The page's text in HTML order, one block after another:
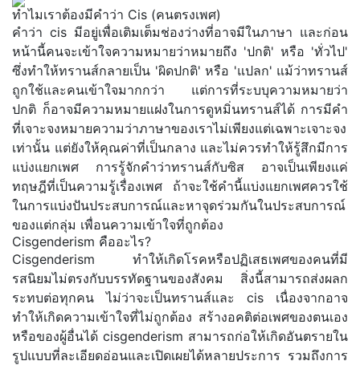
ทำไมเราต้องมีคำว่า Cis (คนตรงเพศ)
คำว่า cis มีอยู่เพื่อเติมเต็มช่องว่างที่อาจมีในภาษา และก่อน
หน้านี้คนจะเข้าใจความหมายว่าหมายถึง 'ปกติ' หรือ 'ทั่วไป'
ซึ่งทำให้ทรานส์กลายเป็น 'ผิดปกติ' หรือ 'แปลก' แม้ว่าทรานส์
ถูกใช้และคนเข้าใจมากกว่า แต่การที่ระบบุความหมายว่า
ปกติ ก็อาจมีความหมายแฝงในการดูหมิ่นทรานส์ได้ การมีคำ
ที่เจาะจงหมายความว่าภาษาของเราไม่เพียงแต่เฉพาะเจาะจง
เท่านั้น แต่ยังให้คุณค่าที่เป็นกลาง และไม่ควรทำให้รู้สึกมีการ
แบ่งแยกเพศ การรู้จักคำว่าทรานส์กับซิส อาจเป็นเพียงแค่
ทฤษฎีที่เป็นความรู้เรื่องเพศ ถ้าจะใช้คำนี้แบ่งแยกเพศควรใช้
ในการแบ่งปันประสบการณ์และหาจุดร่วมกันในประสบการณ์
ของแต่กลุ่ม เพื่อนความเข้าใจที่ถูกต้อง
Cisgenderism คืออะไร?
Cisgenderism ทำให้เกิดโรคหรือปฏิเสธเพศของคนที่มี
รสนิยมไม่ตรงกับบรรทัดฐานของสังคม สิ่งนี้สามารถส่งผลก
ระทบต่อทุกคน ไม่ว่าจะเป็นทรานส์และ cis เนื่องจากอาจ
ทำให้เกิดความเข้าใจที่ไม่ถูกต้อง สร้างอคติต่อเพศของตนเอง
หรือของผู้อื่นได้ cisgenderism สามารถก่อให้เกิดอันตรายใน
รูปแบบที่ละเอียดอ่อนและเปิดเผยได้หลายประการ รวมถึงการ